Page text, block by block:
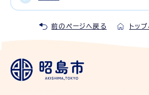
前のページへ戻る トッ